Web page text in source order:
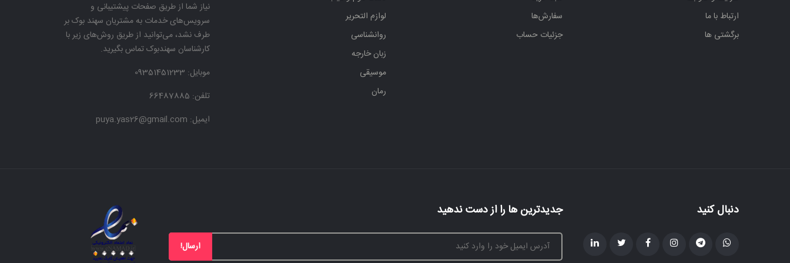
ارتباط با ما
برگشتی ها
سفارش‌ها
جزئیات حساب
لوازم التحریر
روانشناسی
زبان خارجه
موسیقی
رمان
نیاز شما از طریق صفحات پیشتیبانی و
سرویس‌های خدمات به مشتریان سهند بوک بر
طرف نشد، می‌توانید از طریق روش‌های زیر با
کارشناسان سهندبوک تماس بگیرید.
موبایل:
تلفن: 66487885
ایمیل: puya.yas26@gmail.com
دنبال کنید جدیدترین ها را از دست ندهید
ارسال!